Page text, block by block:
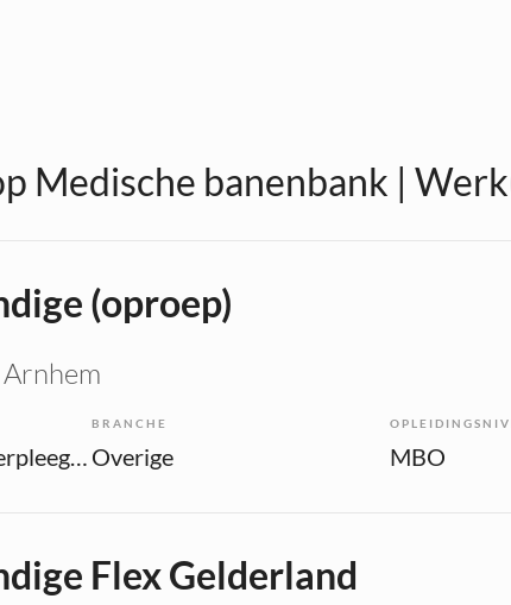
Medische banenbank |
(oproep)
Arnhem
BRANCHE
Overige MBO
Flex Gelderland